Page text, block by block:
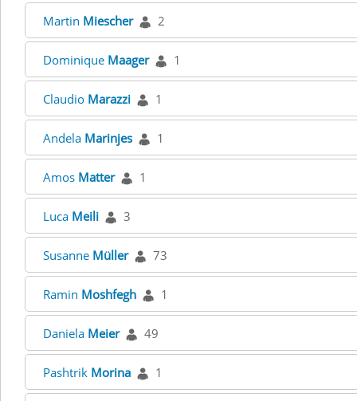
Martin Miescher 2
Dominique Maager 1
Claudio Marazzi 1
Andela Marinjes 1
Amos Matter 1
Luca Meili 3
Susanne Müller 73
Ramin Moshfegh 1
Daniela Meier 49
Pashtrik Morina 1